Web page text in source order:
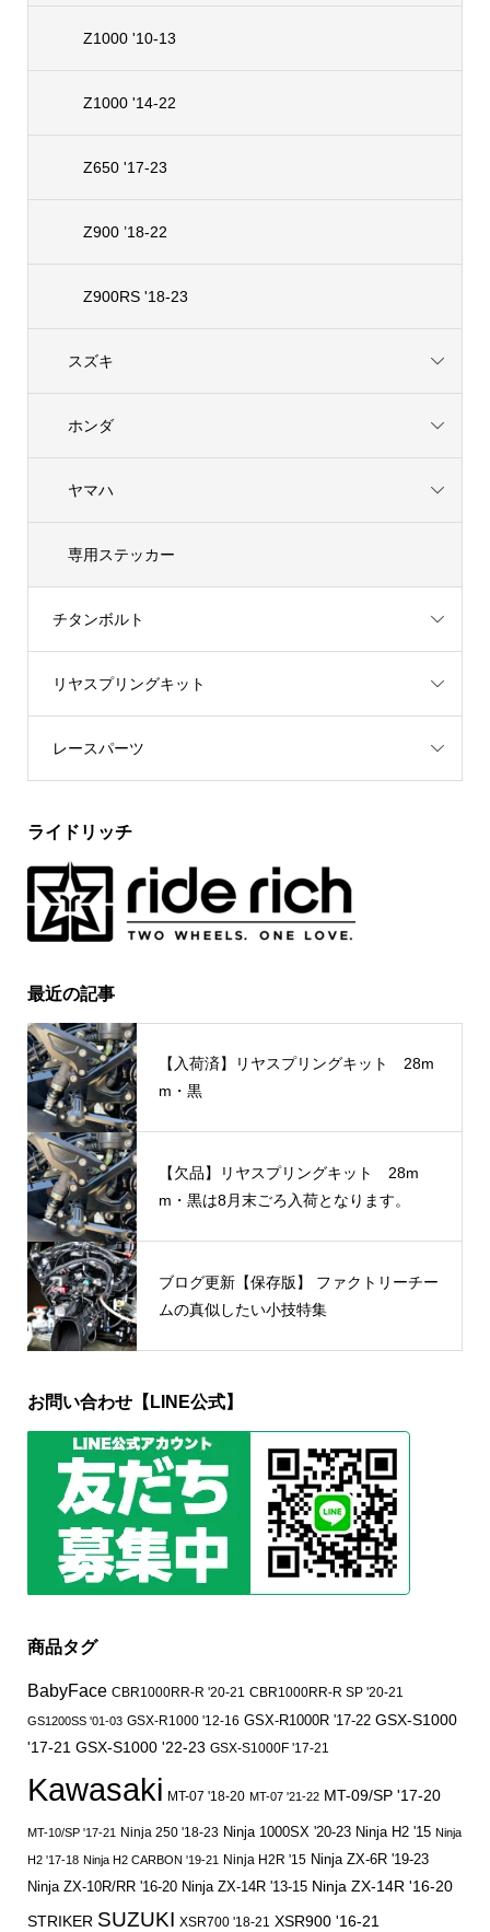
Z1000 '10-13
Z1000 '14-22
Z650 '17-23
Z900 ’18-22
Z900RS '18-23
スズキ
ホンダ
ヤマハ
専用ステッカー
チタンボルト
リヤスプリングキット
レースパーツ
ライドリッチ
最近の記事
【入荷済】リヤスプリングキット 28m
m・黒
【欠品】リヤスプリングキット 28m
m・黒は8月末ごろ入荷となります。
ブログ更新【保存版】 ファクトリーチー
ムの真似したい小技特集
お問い合わせ【LINE公式】
商品タグ
BabyFace CBR1000RR-R '20-21 CBR1000RR-R SP '20-21
GS1200SS '01-03 GSX-R1000 '12-16 GSX-R1000R '17-22 GSX-S1000
'17-21 GSX-S1000 '22-23 GSX-S1000F '17-21
Kawasaki MT-07 '18-20 MT-07 '21-22 MT-09/SP '17-20
MT-10/SP '17-21 Ninja 250 '18-23 Ninja 1000SX '20-23 Ninja H2 '15 Ninja
H2 '17-18 Ninja H2 CARBON '19-21 Ninja H2R '15 Ninja ZX-6R '19-23
Ninja ZX-10R/RR '16-20 Ninja ZX-14R '13-15 Ninja ZX-14R '16-20
STRIKER SUZUKI XSR700 '18-21 XSR900 '16-21